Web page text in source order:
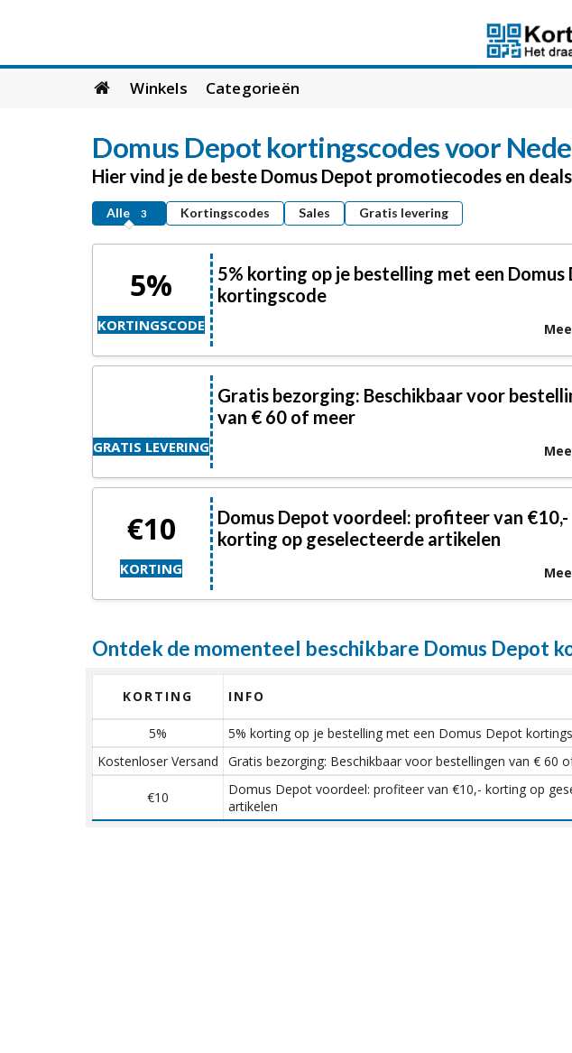
Skip
to
Winkels Categorieën
Domus Depotkortingscodes voor
Hier vind je de beste Domus Depot promotiecodes en
Alle 3 Kortingscodes Sales Gratis levering
5%
KORTINGSCODE
5% korting op je bestelling met een Domus
kortingscode
GRATIS LEVERING
Gratis bezorging: Beschikbaar voor
van € 60 of meer
€10
KORTING
Domus Depot voordeel: profiteer van €10,-
korting op geselecteerde artikelen
Ontdek de momenteel beschikbare Domus Depot
KORTING INFO
5%
5% korting op je bestelling met een Domus Depot
Kostenloser Versand
Gratis bezorging: Beschikbaar voor bestellingen van € 60
€10
Domus Depot voordeel: profiteer van €10,- korting op
artikelen